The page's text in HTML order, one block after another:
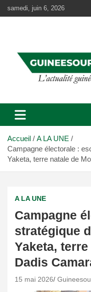
au
samedi, juin 6, 2026
Accueil
A LA UNE
Campagne électorale :
Yaketa, terre natale de
A LA UNE
Campagne
stratégique
Yaketa,
Dadis
15 mai 2026